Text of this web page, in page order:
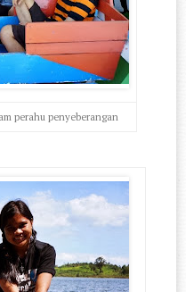
perahu penyeberangan